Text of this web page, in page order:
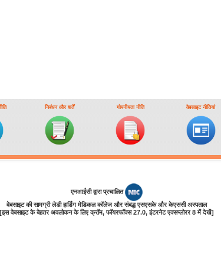
निबंधन और शर्तें गोपनीयता नीति वेबसाइट नीतियां
एनआईसी द्वारा प्रचालित
वेबसाइट की सामग्री लेडी हार्डिंग मेडिकल कॉलेज और संबद्ध एसएसके और केएससी अस्पताल
[इस वेबसाइट के बेहतर अवलोकन के लिए क्रॉम, फॉयरफॉक्‍स 27.0, इंटरनेट एक्‍सप्‍लोरर 8 में देखें]